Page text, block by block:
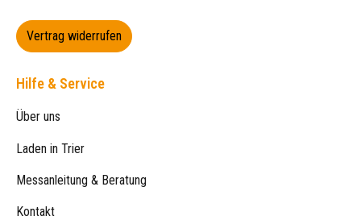
Vertrag widerrufen
Hilfe & Service
Über uns
Laden in Trier
Messanleitung & Beratung
Kontakt